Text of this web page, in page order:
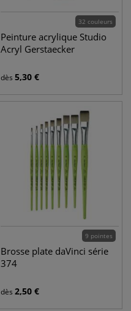
32 couleurs
Peinture acrylique Studio
Acryl Gerstaecker
dès 5,30 €
9 pointes
Brosse plate daVinci série
374
dès 2,50 €